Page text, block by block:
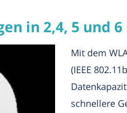
in 2,4, 5 und 6
Mit dem
(IEEE
schnellere